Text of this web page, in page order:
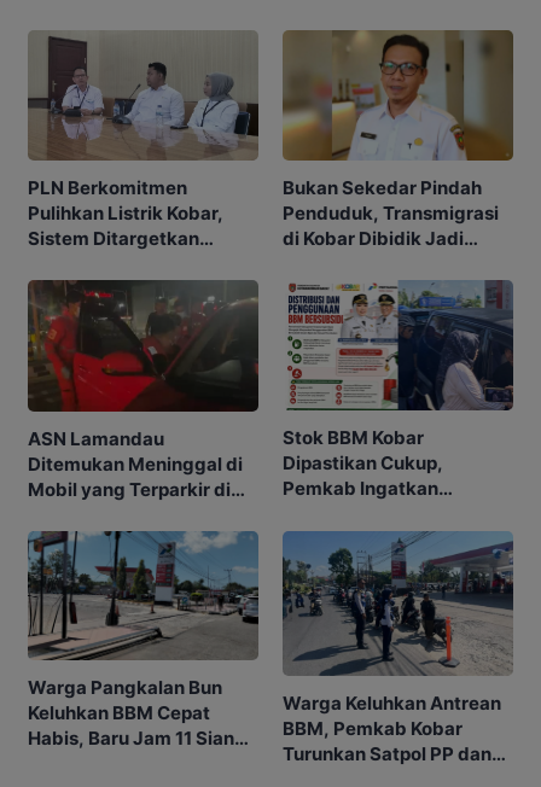
PLN Berkomitmen
Pulihkan Listrik Kobar,
Sistem Ditargetkan
Bukan Sekedar Pindah
Penduduk, Transmigrasi
di Kobar Dibidik Jadi
ASN Lamandau
Ditemukan Meninggal di
Mobil yang Terparkir di
Stok BBM Kobar
Dipastikan Cukup,
Pemkab Ingatkan
Penyalahgunaan
Warga Pangkalan Bun
Keluhkan BBM Cepat
Habis, Baru Jam 11 Siang
Warga Keluhkan Antrean
BBM, Pemkab Kobar
Turunkan Satpol PP dan